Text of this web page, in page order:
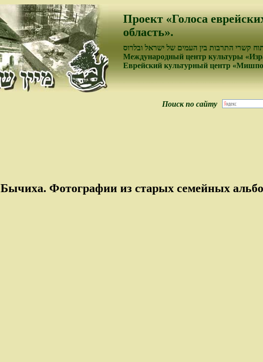
Проект «Голоса
область».
קשרי התרבות בין העמים של ישראל ובלרוס
Международный центр культуры
Еврейский культурный центр
Поиск по сайту
Бычиха. Фотографии из старых семейных